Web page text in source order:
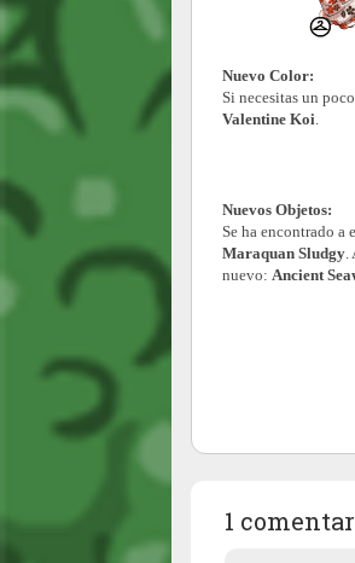
Nuevo Color:
Si necesitas un
Valentine Koi.
Nuevos Objetos:
Se ha encontrado a
Maraquan Sludgy.
nuevo: Ancient
1